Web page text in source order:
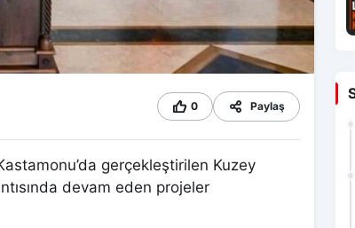
0 Paylaş
gerçekleştirilen Kuzey
devam eden projeler